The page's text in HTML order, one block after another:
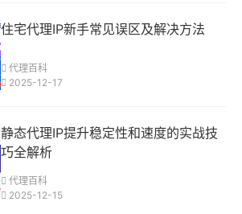
住宅代理IP新手常见误区及解决方法
代理百科
2025-12-17
静态代理IP提升稳定性和速度的实战技
巧全解析
代理百科
2025-12-15